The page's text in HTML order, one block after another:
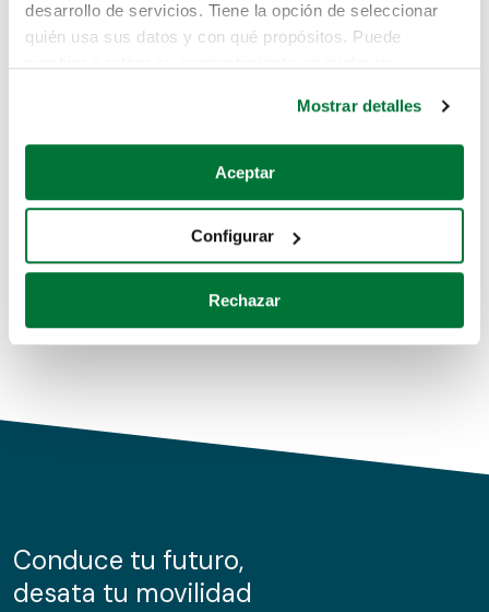
desarrollo de servicios. Tiene la opción de seleccionar
quién usa sus datos y con qué propósitos. Puede
Si lo permite, también quisiéramos:
Recopilar información sobre su ubicación geográfica
Identificar su dispositivo analizándolo activamente
para buscar características específicas (huellas
Obtenga más información sobre cómo se procesan sus
de cookies.
información sobre el uso que haga del sitio web con
nuestros partners de redes sociales, publicidad y análisis
Mostrar detalles
Aceptar
Configurar
Rechazar
Pero puedes encontrar el coche que estás
buscando en alguno de estos enlaces:
Coches de segunda mano
Coches de km0
Conduce tu futuro,
desata tu movilidad